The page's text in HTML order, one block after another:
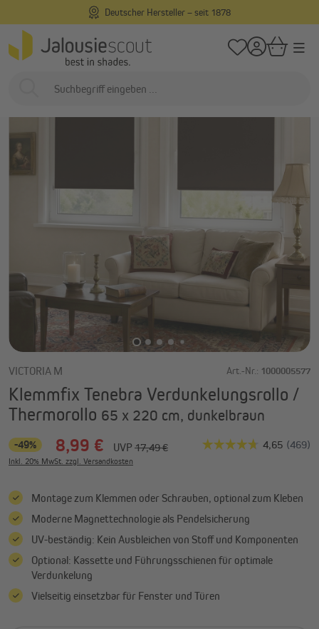
Deutscher Hersteller – seit 1878
Startseite
VICTORIA M Art.-Nr.: 1000005577
Klemmfix Tenebra Verdunkelungsrollo /
Thermorollo 65 x 220 cm, dunkelbraun
-49% 8,99 € UVP 17,49 €
Inkl. 20% MwSt. zzgl. Versandkosten
Montage zum Klemmen oder Schrauben, optional zum Kleben
Moderne Magnettechnologie als Pendelsicherung
UV-beständig: Kein Ausbleichen von Stoff und Komponenten
Optional: Kassette und Führungsschienen für optimale
Verdunkelung
Vielseitig einsetzbar für Fenster und Türen